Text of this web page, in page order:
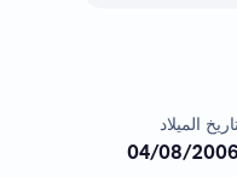
الميلاد
04/08/2006